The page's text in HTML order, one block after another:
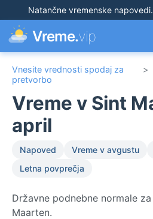
Natančne vremenske napovedi.
Vreme.vip
Vnesite vrednosti spodaj za
pretvorbo
>
Vreme v Sint
april
Napoved Vreme v avgustu
Letna povprečja
Državne podnebne normale
Maarten.